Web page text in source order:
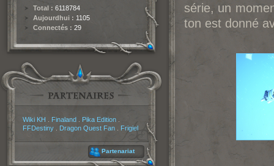
Total : 6118784
Aujourdhui : 1105
Connectés : 29
Wiki KH Finaland Pika Edition
FFDestiny
Dragon Quest Fan Frigiel
Partenariat
série, un
ton est donné